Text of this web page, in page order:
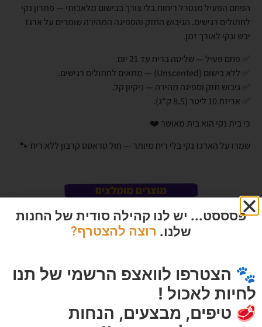
הפחם הפעיל מנטרל ריחות בלי צורך בבישום מלאכותי — פתרון נקי
לחתולים רגישים. הגיבוש החזק והספיגה המהירה שומרים על ארגז
יבש ונקי לאורך זמן.
✅ פחם פעיל — שליטה בריח עד 21 יום.
✅ ללא בישום (Unscented) — מתאים לחתולים רגישים.
✅ גיבוש חזק וספיגה מהירה — ניקיון קל.
✅ אריזת 10 ליטר (8.5 ק"ג).
כי בית נקי הוא בית מאושר ❤️
שמרו על הארגז נקי בלי ריח מיותר — חול טראסט קרבון ללא ריח 🐾
מוצרים מומלצים
פסססט... יש לנו קהילה סודית של החנות
שלנו. רוצה להצטרף?
🐾 הצטרפו לוואצפ הרשמי של תנו
לחיות לאכול !
🥩 טיפים, מבצעים, הנחות